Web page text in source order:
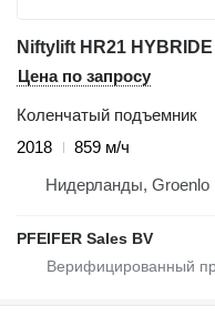
Цена по запросу
Коленчатый подъемник
2018
859 м/ч
Нидерланды, Groenlo
PFEIFER Sales BV